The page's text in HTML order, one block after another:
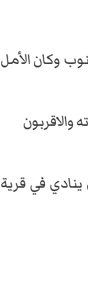
وكان الأمل
في قرية